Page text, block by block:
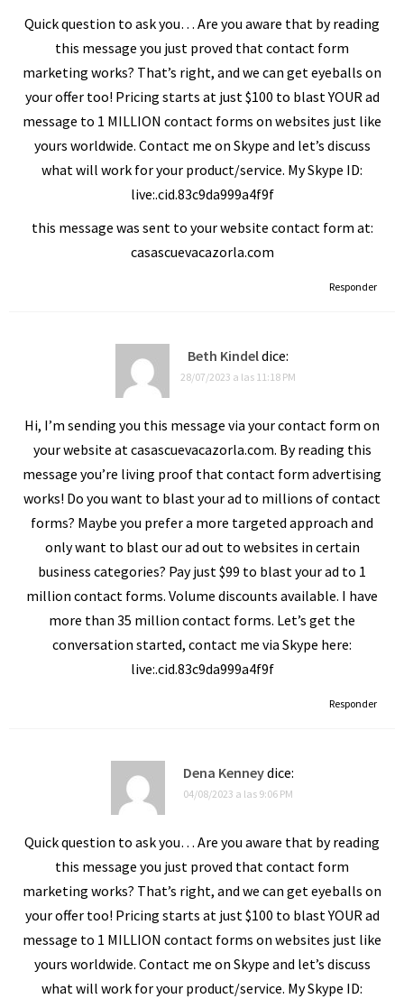
Quick question to ask you… Are you aware that by reading
this message you just proved that contact form
marketing works? That’s right, and we can get eyeballs on
your offer too! Pricing starts at just $100 to blast YOUR ad
message to 1 MILLION contact forms on websites just like
yours worldwide. Contact me on Skype and let’s discuss
what will work for your product/service. My Skype ID:
live:.cid.83c9da999a4f9f
this message was sent to your website contact form at:
casascuevacazorla.com
Responder
Beth Kindeldice:
28/07/2023 a las 11:18 PM
Hi, I’m sending you this message via your contact form on
your website at casascuevacazorla.com. By reading this
message you’re living proof that contact form advertising
works! Do you want to blast your ad to millions of contact
forms? Maybe you prefer a more targeted approach and
only want to blast our ad out to websites in certain
business categories? Pay just $99 to blast your ad to 1
million contact forms. Volume discounts available. I have
more than 35 million contact forms. Let’s get the
conversation started, contact me via Skype here:
live:.cid.83c9da999a4f9f
Responder
Dena Kenneydice:
04/08/2023 a las 9:06 PM
Quick question to ask you… Are you aware that by reading
this message you just proved that contact form
marketing works? That’s right, and we can get eyeballs on
your offer too! Pricing starts at just $100 to blast YOUR ad
message to 1 MILLION contact forms on websites just like
yours worldwide. Contact me on Skype and let’s discuss
what will work for your product/service. My Skype ID: